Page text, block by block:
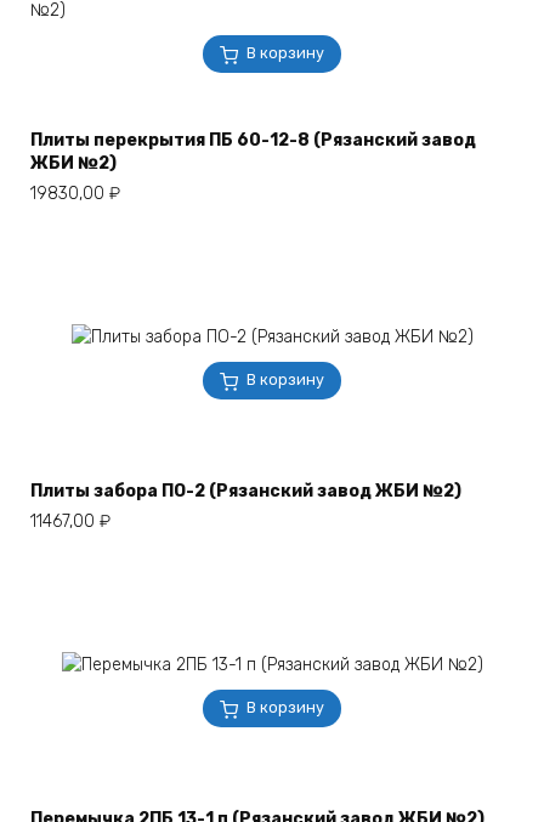
В корзину
Плиты перекрытия ПБ 60-12-8 (Рязанский завод
ЖБИ №2)
19830,00 ₽
В корзину
Плиты забора ПО-2 (Рязанский завод ЖБИ №2)
11467,00 ₽
В корзину